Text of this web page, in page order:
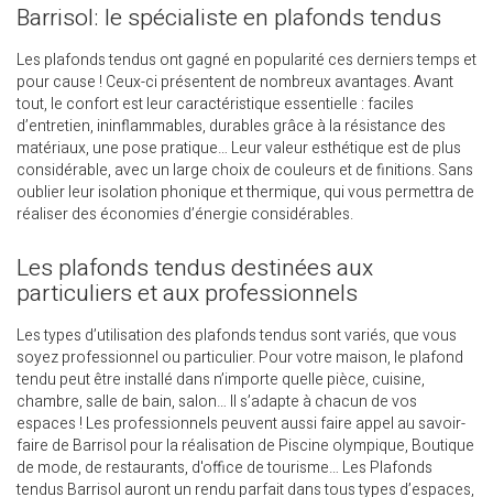
Barrisol: le spécialiste en plafonds tendus
Les plafonds tendus ont gagné en popularité ces derniers temps et
pour cause ! Ceux-ci présentent de nombreux avantages. Avant
tout, le confort est leur caractéristique essentielle : faciles
d’entretien, ininflammables, durables grâce à la résistance des
matériaux, une pose pratique… Leur valeur esthétique est de plus
considérable, avec un large choix de couleurs et de finitions. Sans
oublier leur isolation phonique et thermique, qui vous permettra de
réaliser des économies d’énergie considérables.
Les plafonds tendus destinées aux
particuliers et aux professionnels
Les types d’utilisation des plafonds tendus sont variés, que vous
soyez professionnel ou particulier. Pour votre maison, le plafond
tendu peut être installé dans n’importe quelle pièce, cuisine,
chambre, salle de bain, salon… Il s’adapte à chacun de vos
espaces ! Les professionnels peuvent aussi faire appel au savoir-
faire de Barrisol pour la réalisation de Piscine olympique, Boutique
de mode, de restaurants, d'office de tourisme… Les Plafonds
tendus Barrisol auront un rendu parfait dans tous types d’espaces,